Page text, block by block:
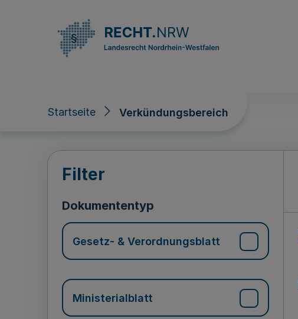
Startseite Verkündungsbereich
Verkündungsbereich
Filter
Dokumententyp
Gesetz- & Verordnungsblatt
Ministerialblatt